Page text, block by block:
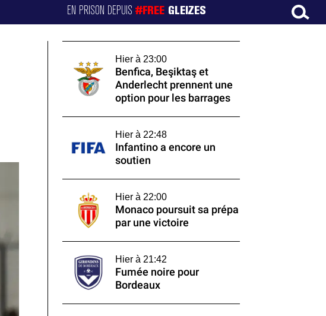
EN PRISON DEPUIS#FREE GLEIZES
Hier à 23:00
Benfica, Beşiktaş et
Anderlecht prennent une
option pour les barrages
Hier à 22:48
Infantino a encore un
soutien
Hier à 22:00
Monaco poursuit sa prépa
par une victoire
Hier à 21:42
Fumée noire pour
Bordeaux